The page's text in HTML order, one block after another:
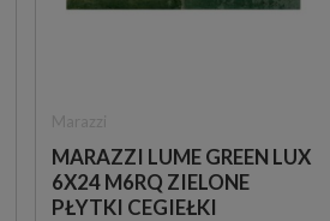
MARAZZI LUME GREEN LUX
6X24 M6RQ ZIELONE
PŁYTKI CEGIEŁKI